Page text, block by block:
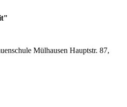
Mülhausen Hauptstr. 87,